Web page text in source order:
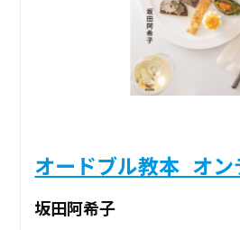
オードブル教本_オ
坂田阿希子